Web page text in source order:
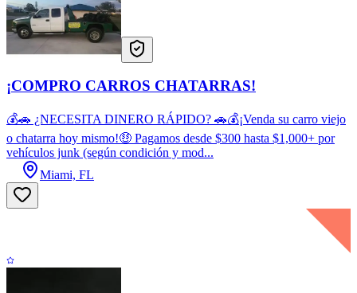
¡COMPRO CARROS CHATARRAS!
💰🚗 ¿NECESITA DINERO RÁPIDO? 🚗💰¡Venda su carro viejo
o chatarra hoy mismo!🤑 Pagamos desde $300 hasta $1,000+ por
vehículos junk (según condición y mod...
Miami, FL